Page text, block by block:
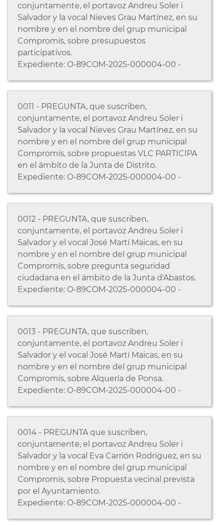
conjuntamente, el portavoz Andreu Soler i
Salvador y la vocal Nieves Grau Martínez, en su
nombre y en el nombre del grup municipal
Compromís, sobre presupuestos
participativos.
Expediente: O-89COM-2025-000004-00 -
0011 - PREGUNTA, que suscriben,
conjuntamente, el portavoz Andreu Soler i
Salvador y la vocal Nieves Grau Martínez, en su
nombre y en el nombre del grup municipal
Compromís, sobre propuestas VLC PARTICIPA
en el ámbito de la Junta de Distrito.
Expediente: O-89COM-2025-000004-00 -
0012 - PREGUNTA, que suscriben,
conjuntamente, el portavoz Andreu Soler i
Salvador y el vocal José Martí Maicas, en su
nombre y en el nombre del grup municipal
Compromís, sobre pregunta seguridad
ciudadana en el ámbito de la Junta d'Abastos.
Expediente: O-89COM-2025-000004-00 -
0013 - PREGUNTA, que suscriben,
conjuntamente, el portavoz Andreu Soler i
Salvador y el vocal José Martí Maicas, en su
nombre y en el nombre del grup municipal
Compromís, sobre Alquería de Ponsa.
Expediente: O-89COM-2025-000004-00 -
0014 - PREGUNTA que suscriben,
conjuntamente, el portavoz Andreu Soler i
Salvador y la vocal Eva Carrión Rodríguez, en su
nombre y en el nombre del grup municipal
Compromís, sobre Propuesta vecinal prevista
por el Ayuntamiento.
Expediente: O-89COM-2025-000004-00 -